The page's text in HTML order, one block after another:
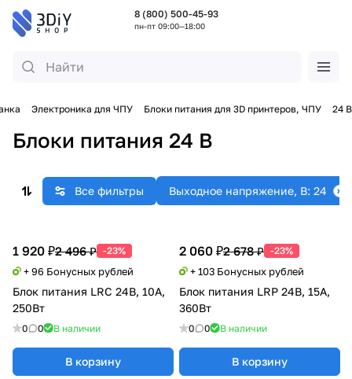
8 (800) 500-45-93
пн-пт 09:00—18:00
Электроника для ЧПУ Блоки питания для 3D принтеров, ЧПУ 24 В
Блоки питания 24 В
Все фильтры Выходное напряжение, В: 24
1 920 ₽2 496 ₽ -23%
+ 96 Бонусных рублей
Блок питания LRC 24В, 10А,
250Вт
0 0 В наличии
В корзину
2 060 ₽2 678 ₽ -23%
+ 103 Бонусных рублей
Блок питания LRP 24В, 15А,
360Вт
0 0 В наличии
В корзину